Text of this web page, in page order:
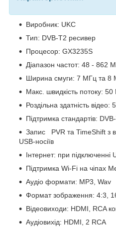
Виробник: UKC
Тип: DVB-Т2 ресивер
Процесор: GX3235S
Діапазон частот: 48 - 862
Ширина смуги: 7 МГц та 8
Макс. швидкість потоку: 50
Роздільна здатність
Підтримка стандартів:
Запис PVR та TimeShift з
USB-носіїв
Інтернет: при
Підтримка Wi-Fi на чіпах
Аудіо формати: МР3, Wav
Формат зображення: 4:3,
Відеовиходи: HDMI, RCA
Аудіовихід: HDMI, 2 RCA